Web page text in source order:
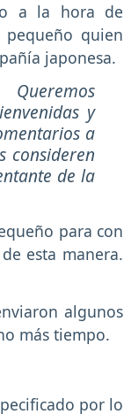
a la hora de
quien
japonesa.
y
a
consideren
de la
para con
esta manera.
algunos
más tiempo.
por lo